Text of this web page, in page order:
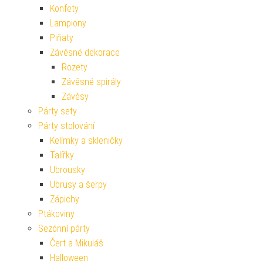
Konfety
Lampiony
Piňaty
Závěsné dekorace
Rozety
Závěsné spirály
Závěsy
Párty sety
Párty stolování
Kelímky a skleničky
Talířky
Ubrousky
Ubrusy a šerpy
Zápichy
Ptákoviny
Sezónní párty
Čert a Mikuláš
Halloween